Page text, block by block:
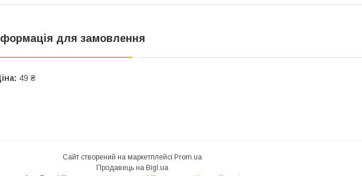
для замовлення
49 ₴
Сайт створений на маркетплейсі Prom.ua
Продавець на Bigl.ua